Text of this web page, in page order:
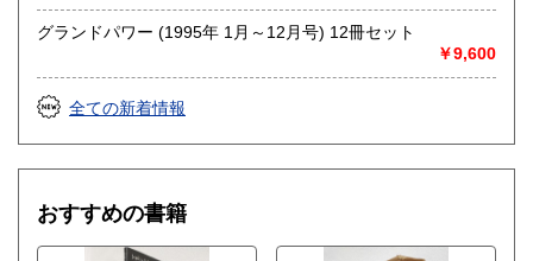
グランドパワー (1995年 1月～12月号) 12冊セット
￥9,600
全ての新着情報
おすすめの書籍